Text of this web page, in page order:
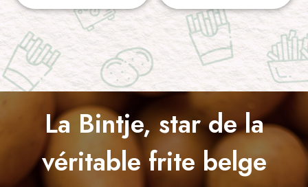
La Bintje, star de la
véritable frite belge